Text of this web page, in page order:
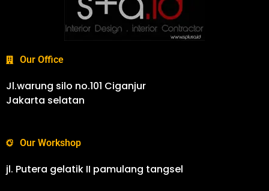
Our Office
Jl.warung silo no.101 Ciganjur
Jakarta selatan
Our Workshop
jl. Putera gelatik II pamulang tangsel